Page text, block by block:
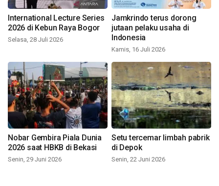
International Lecture Series
2026 di Kebun Raya Bogor
Selasa, 28 Juli 2026
Jamkrindo terus dorong
jutaan pelaku usaha di
Indonesia
Kamis, 16 Juli 2026
Nobar Gembira Piala Dunia
2026 saat HBKB di Bekasi
Senin, 29 Juni 2026
Setu tercemar limbah pabrik
di Depok
Senin, 22 Juni 2026